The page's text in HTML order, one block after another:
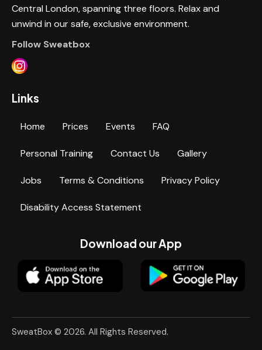
Central London, spanning three floors. Relax and
unwind in our safe, exclusive environment.
Follow Sweatbox
Links
Home Prices Events FAQ
Personal Training Contact Us Gallery
Jobs Terms & Conditions Privacy Policy
Disability Access Statement
Download our App
SweatBox © 2026. All Rights Reserved.